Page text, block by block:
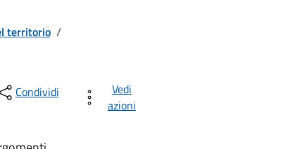
territorio /
Condividi
Vedi
azioni